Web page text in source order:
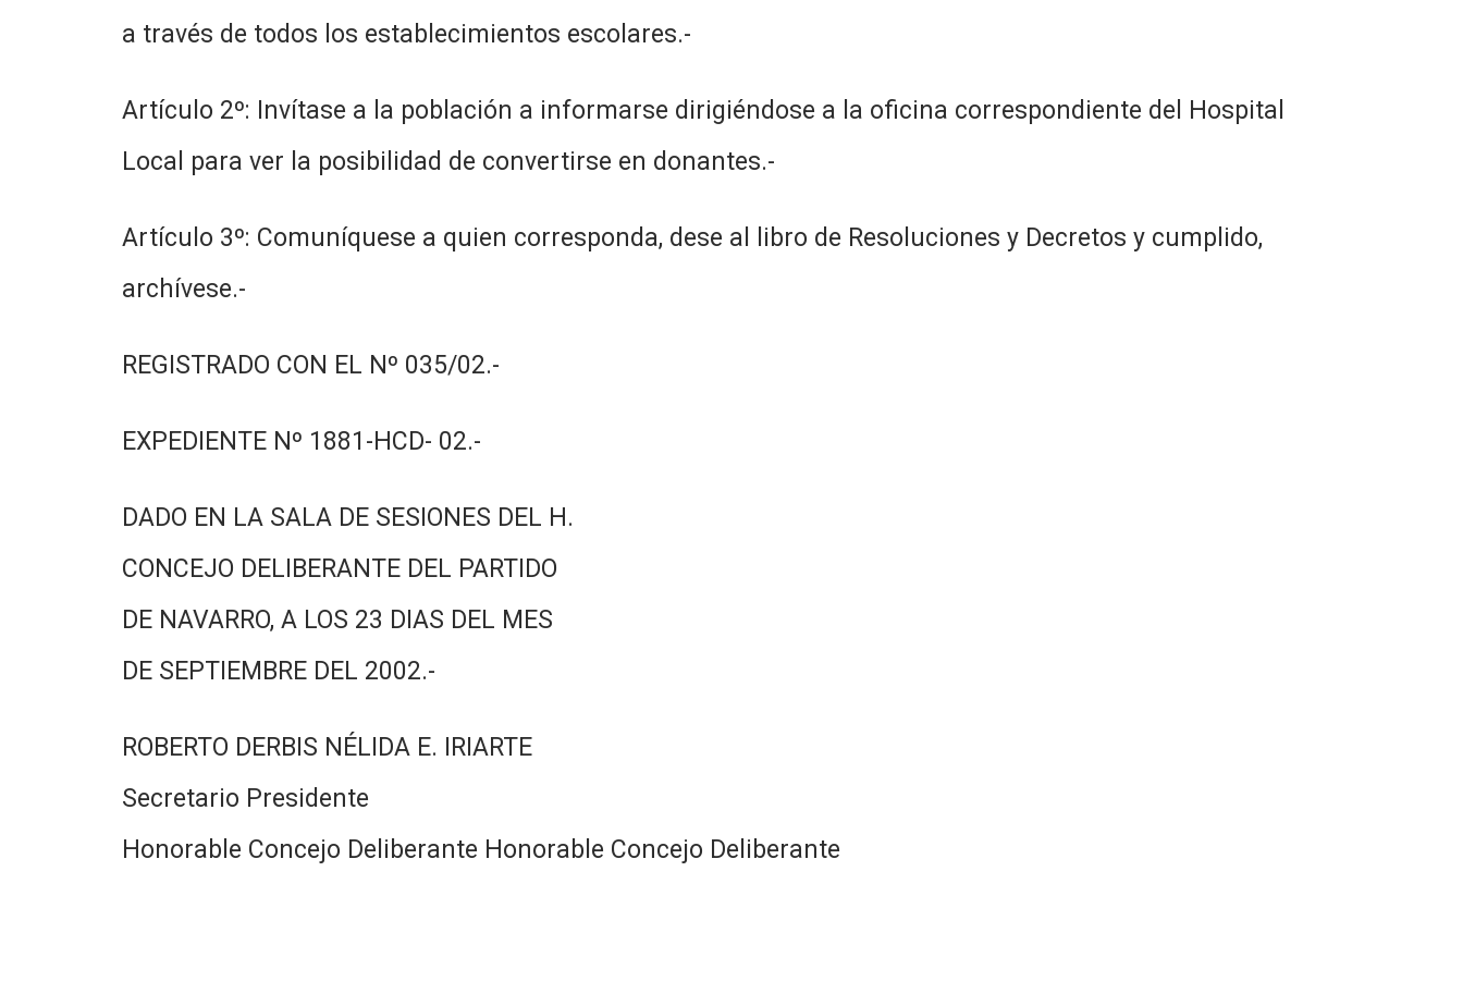
a través de todos los establecimientos escolares.-
Artículo 2º: Invítase a la población a informarse dirigiéndose a la oficina correspondiente del Hospital
Local para ver la posibilidad de convertirse en donantes.-
Artículo 3º: Comuníquese a quien corresponda, dese al libro de Resoluciones y Decretos y cumplido,
archívese.-
REGISTRADO CON EL Nº 035/02.-
EXPEDIENTE Nº 1881-HCD- 02.-
DADO EN LA SALA DE SESIONES DEL H.
CONCEJO DELIBERANTE DEL PARTIDO
DE NAVARRO, A LOS 23 DIAS DEL MES
DE SEPTIEMBRE DEL 2002.-
ROBERTO DERBIS NÉLIDA E. IRIARTE
Secretario Presidente
Honorable Concejo Deliberante Honorable Concejo Deliberante